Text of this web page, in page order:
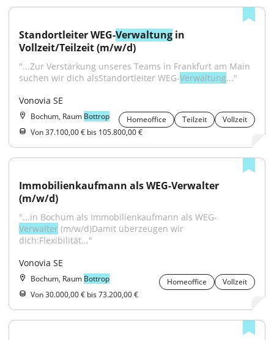
Standortleiter WEG-Verwaltung in
Vollzeit/Teilzeit (m/w/d)
"...Zur Verstärkung unseres Teams in Frankfurt am Main
suchen wir dich alsStandortleiter WEG-Verwaltung..."
Vonovia SE
Bochum, Raum Bottrop Homeoffice Teilzeit
Vollzeit
Von 37.100,00 € bis 105.800,00 €
Immobilienkaufmann als WEG-Verwalter
(m/w/d)
"...in Bochum als Immobilienkaufmann als WEG-
Verwalter (m/w/d)Damit überzeugen wir
dich:Flexibilität..."
Vonovia SE
Bochum, Raum Bottrop Homeoffice
Vollzeit
Von 30.000,00 € bis 73.200,00 €